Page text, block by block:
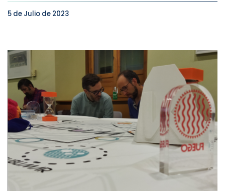
5 de Julio de 2023